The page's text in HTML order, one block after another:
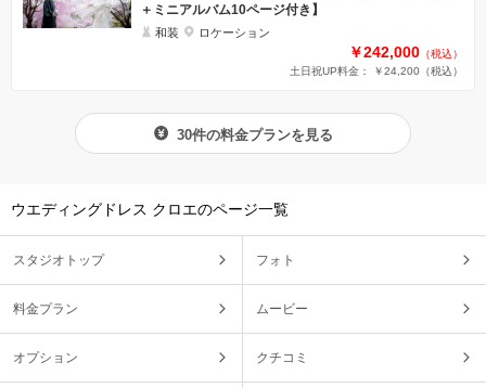
＋ミニアルバム10ページ付き】
和装 ロケーション
￥242,000 （税込）
土日祝UP料金： ￥24,200 （税込）
30件の料金プランを見る
ウエディングドレス クロエのページ一覧
スタジオトップ フォト
料金プラン ムービー
オプション クチコミ